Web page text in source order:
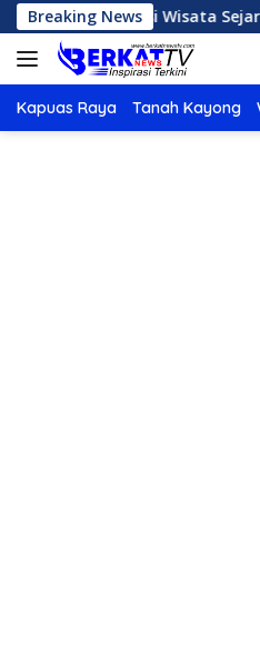
Langsung
ke
konten
Breaking News
Destinasi Wisata Sejarah
Kapuas Raya Tanah Kayong